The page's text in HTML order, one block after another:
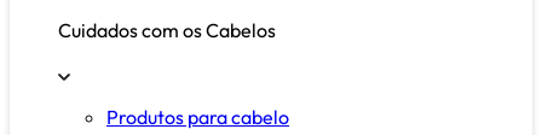
Cuidados com os Cabelos
Produtos para cabelo